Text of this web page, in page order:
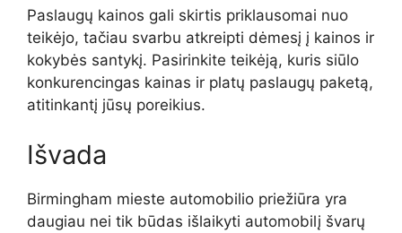
Paslaugų kainos gali skirtis priklausomai nuo
teikėjo, tačiau svarbu atkreipti dėmesį į kainos ir
kokybės santykį. Pasirinkite teikėją, kuris siūlo
konkurencingas kainas ir platų paslaugų paketą,
atitinkantį jūsų poreikius.
Išvada
Birmingham mieste automobilio priežiūra yra
daugiau nei tik būdas išlaikyti automobilį švarų